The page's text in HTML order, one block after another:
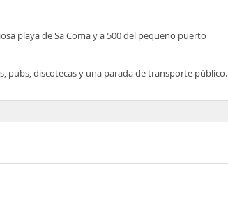
playa de Sa Coma y a 500 del pequeño puerto
pubs, discotecas y una parada de transporte público.